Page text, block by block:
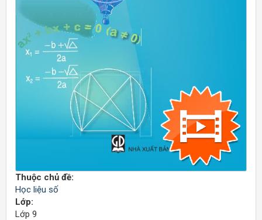
Thuộc chủ đề:
Học liệu số
Lớp:
Lớp 9